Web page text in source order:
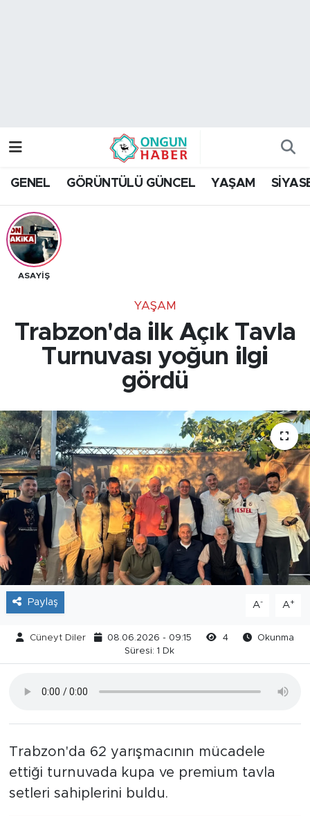
GENEL GÖRÜNTÜLÜ GÜNCEL YAŞAM
ASAYİŞ
YAŞAM
Trabzon'da ilk Açık Tavla
Turnuvası yoğun ilgi
gördü
Paylaş A- A+
Cüneyt Diler 08.06.2026 - 09:15 4
Okunma
Süresi: 1 Dk
Trabzon'da 62 yarışmacının mücadele
ettiği turnuvada kupa ve premium tavla
setleri sahiplerini buldu.
Trafik Durumu
Tüm Manşetler
Son Dakika Haberleri